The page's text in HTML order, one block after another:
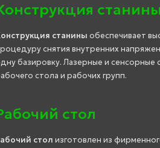
станины
станины обеспечивает
снятия внутренних
базировку. Лазерные и сенсорные
стола и рабочих групп.
стол
стол изготовлен из